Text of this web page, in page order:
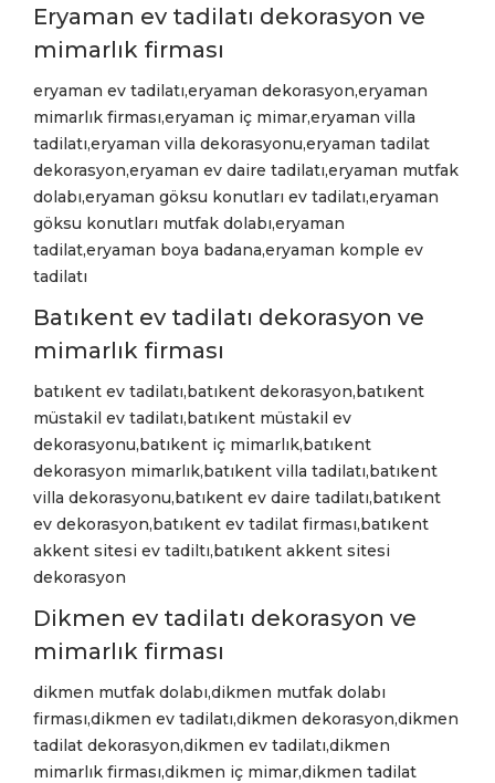
Eryaman ev tadilatı dekorasyon ve
mimarlık firması
eryaman ev tadilatı,eryaman dekorasyon,eryaman
mimarlık firması,eryaman iç mimar,eryaman villa
tadilatı,eryaman villa dekorasyonu,eryaman tadilat
dekorasyon,eryaman ev daire tadilatı,eryaman mutfak
dolabı,eryaman göksu konutları ev tadilatı,eryaman
göksu konutları mutfak dolabı,eryaman
tadilat,eryaman boya badana,eryaman komple ev
tadilatı
Batıkent ev tadilatı dekorasyon ve
mimarlık firması
batıkent ev tadilatı,batıkent dekorasyon,batıkent
müstakil ev tadilatı,batıkent müstakil ev
dekorasyonu,batıkent iç mimarlık,batıkent
dekorasyon mimarlık,batıkent villa tadilatı,batıkent
villa dekorasyonu,batıkent ev daire tadilatı,batıkent
ev dekorasyon,batıkent ev tadilat firması,batıkent
akkent sitesi ev tadiltı,batıkent akkent sitesi
dekorasyon
Dikmen ev tadilatı dekorasyon ve
mimarlık firması
dikmen mutfak dolabı,dikmen mutfak dolabı
firması,dikmen ev tadilatı,dikmen dekorasyon,dikmen
tadilat dekorasyon,dikmen ev tadilatı,dikmen
mimarlık firması,dikmen iç mimar,dikmen tadilat